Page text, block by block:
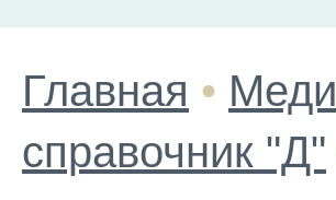
Главная •
справочник "Д"